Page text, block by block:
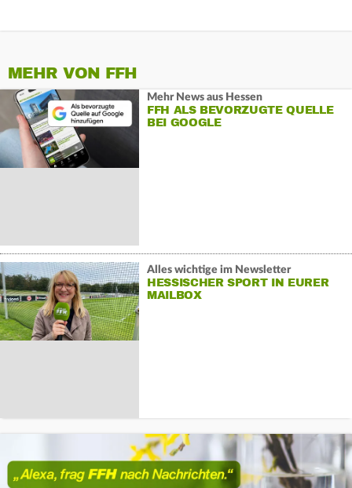
MEHR VON FFH
Mehr News aus Hessen
FFH ALS BEVORZUGTE QUELLE
BEI GOOGLE
Alles wichtige im Newsletter
HESSISCHER SPORT IN EURER
MAILBOX